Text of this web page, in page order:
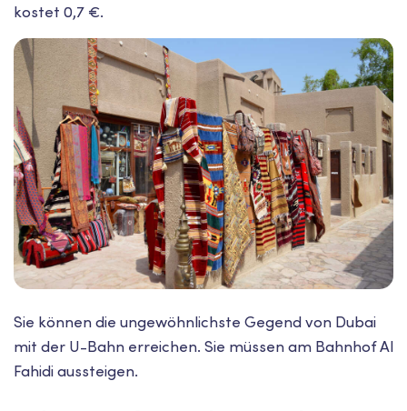
kostet 0,7 €.
Sie können die ungewöhnlichste Gegend von Dubai
mit der U-Bahn erreichen. Sie müssen am Bahnhof Al
Fahidi aussteigen.